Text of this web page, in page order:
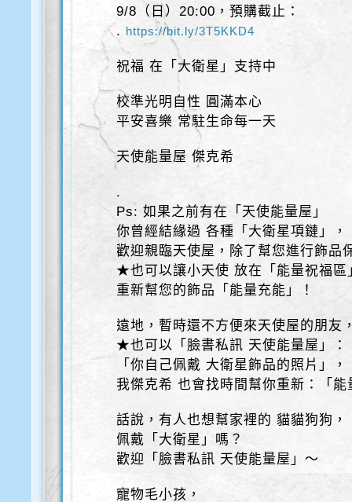
9/8（日）20:00，預購截止：
. https://bit.ly/3T5KKD4
祝福 在「大衛星」支持中
校準光明自性 圓滿本心
平安喜樂 常駐生命每一天
天使能量屋 傑克希
.
Ps: 如果之前有在「天使能量屋」
你曾經結緣過 各種「大衛星項鏈」，
歡迎親臨天使屋，除了幫您進行飾品
★也可以讓小天使 放在「能量祝福區
重新幫您的飾品「能量充能」！
遠地，暫時還不方便來天使屋的朋友
★也可以「臉書私訊 天使能量屋」：
「你自己佩戴 大衛星飾品的照片」，
我傑克希 也會找時間幫你重新：「能
話說，有人也想幫家裡的 貓貓狗狗，
佩戴「大衛星」嗎？
歡迎「臉書私訊 天使能量屋」～
寵物毛小孩，